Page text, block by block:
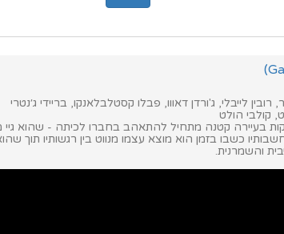
רובין לייבלי, ג'ורדן דאווו, פבלו קסטלבלאנקו, בריידי ג׳נטרי
קולבי הולט
בעיירה קטנה מתחיל להתאהב בחברו לכיתה - שהוא גיי
כשבו בזמן הוא מוצא עצמו מנווט בין רגשותיו תוך
והשמרנית.